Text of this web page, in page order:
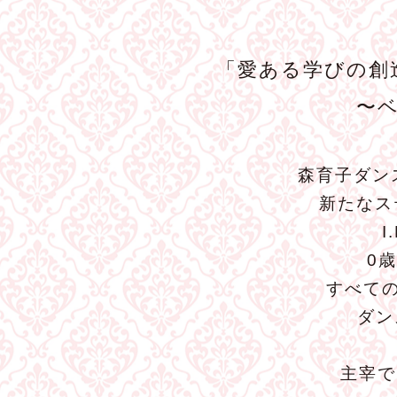
「愛ある学びの
〜
森育子ダン
新たな
0
すべて
ダ
主宰